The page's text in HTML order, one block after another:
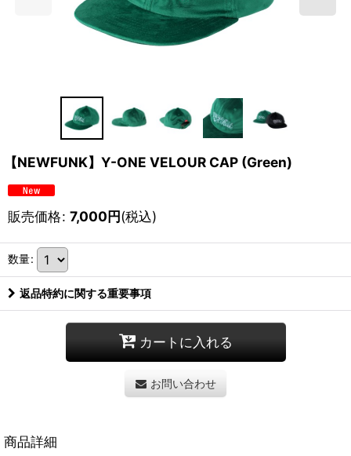
【NEWFUNK】Y-ONE VELOUR CAP (Green)
販売価格: 7,000円(税込)
数量:
返品特約に関する重要事項
カートに入れる
お問い合わせ
商品詳細